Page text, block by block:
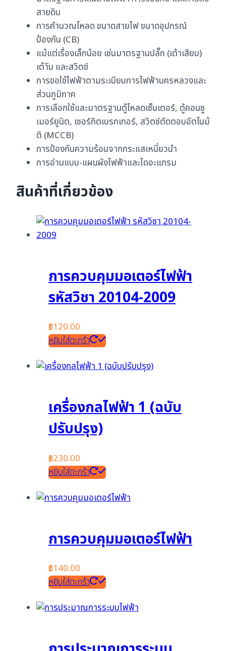
สายดิน
การคำนวณโหลด ขนาดสายไฟ ขนาดอุปกรณ์
ป้องกัน (CB)
แม้แต่เรื่องเล็กน้อย เช่นมาตรฐานปลั๊ก (เต้าเสียบ)
เต้าับ และสวิตฃ์
การขอใช้ไฟฟ้าตามระเบียบการไฟฟ้านครหลวงและ
ส่วนภูมิภาค
การเลือกใช้และมาตรฐานตู้โหลดเซ็นเตอร์, ตู้คอนซู
เมอร์ยูนิต, เซอร์กิตเบรกเกอร์, สวิตช์ตัดตอบอัตโนม้
ติ (MCCB)
การป้องกันความร้อนจากกระแสเหนี่ยวนำ
การอ่านแบบ-แผนผังไฟฟ้าและไดอะแกรม
สินค้าที่เกี่ยวข้อง
การควบคุมมอเตอร์ไฟฟ้า
รหัสวิชา 20104-2009
฿120.00
หยิบใส่ตะกร้า
เครื่องกลไฟฟ้า 1 (ฉบับ
ปรับปรุง)
฿230.00
หยิบใส่ตะกร้า
การควบคุมมอเตอร์ไฟฟ้า
฿140.00
หยิบใส่ตะกร้า